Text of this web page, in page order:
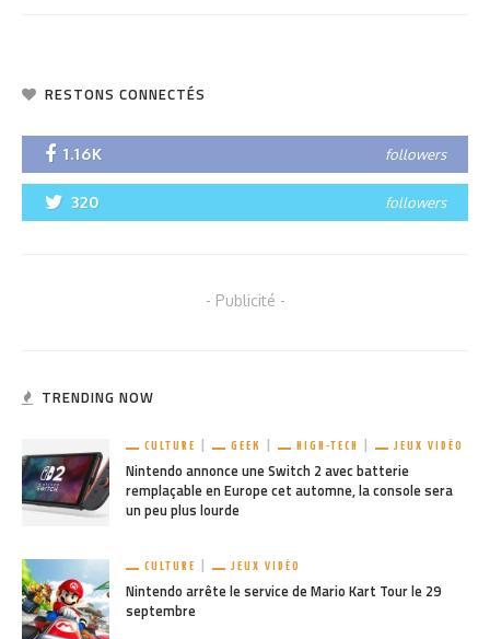
RESTONS CONNECTÉS
1.16K followers
320 followers
- Publicité -
TRENDING NOW
CULTURE GEEK HIGH-TECH JEUX VIDÉO
Nintendo annonce une Switch 2 avec batterie
remplaçable en Europe cet automne, la console sera
un peu plus lourde
CULTURE JEUX VIDÉO
Nintendo arrête le service de Mario Kart Tour le 29
septembre